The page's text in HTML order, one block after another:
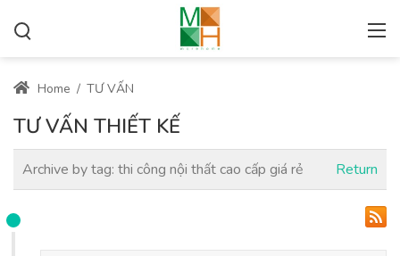
Home / TƯ VẤN
TƯ VẤN THIẾT KẾ
Archive by tag: thi công nội thất cao cấp giá rẻ Return